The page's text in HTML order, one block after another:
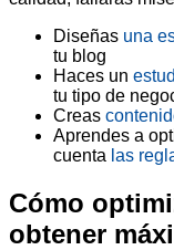
Diseñas una
tu blog
Haces un
tu tipo de
Creas
Aprendes a
cuenta las
Cómo
obtener